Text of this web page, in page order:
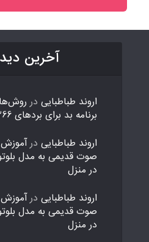
آخرین
اروند طباطبایی در
برنامه بد برای بردهای ESP8266
اروند طباطبایی در
در منزل
اروند طباطبایی در
در منزل